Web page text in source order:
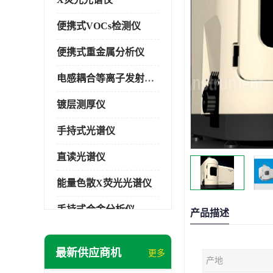
便携式VOCs检测仪
便携式重金属分析仪
电感耦合等离子发射光谱仪
镀层测厚仪
手持式光谱仪
直读光谱仪
能量色散X荧光光谱仪
手持式合金分析仪
手持式矿石分析仪
最新供应商机 更多
产品描述
产地